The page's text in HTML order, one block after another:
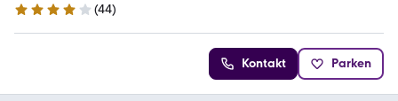
4.2 Sterne
(44)
Kontakt Parken